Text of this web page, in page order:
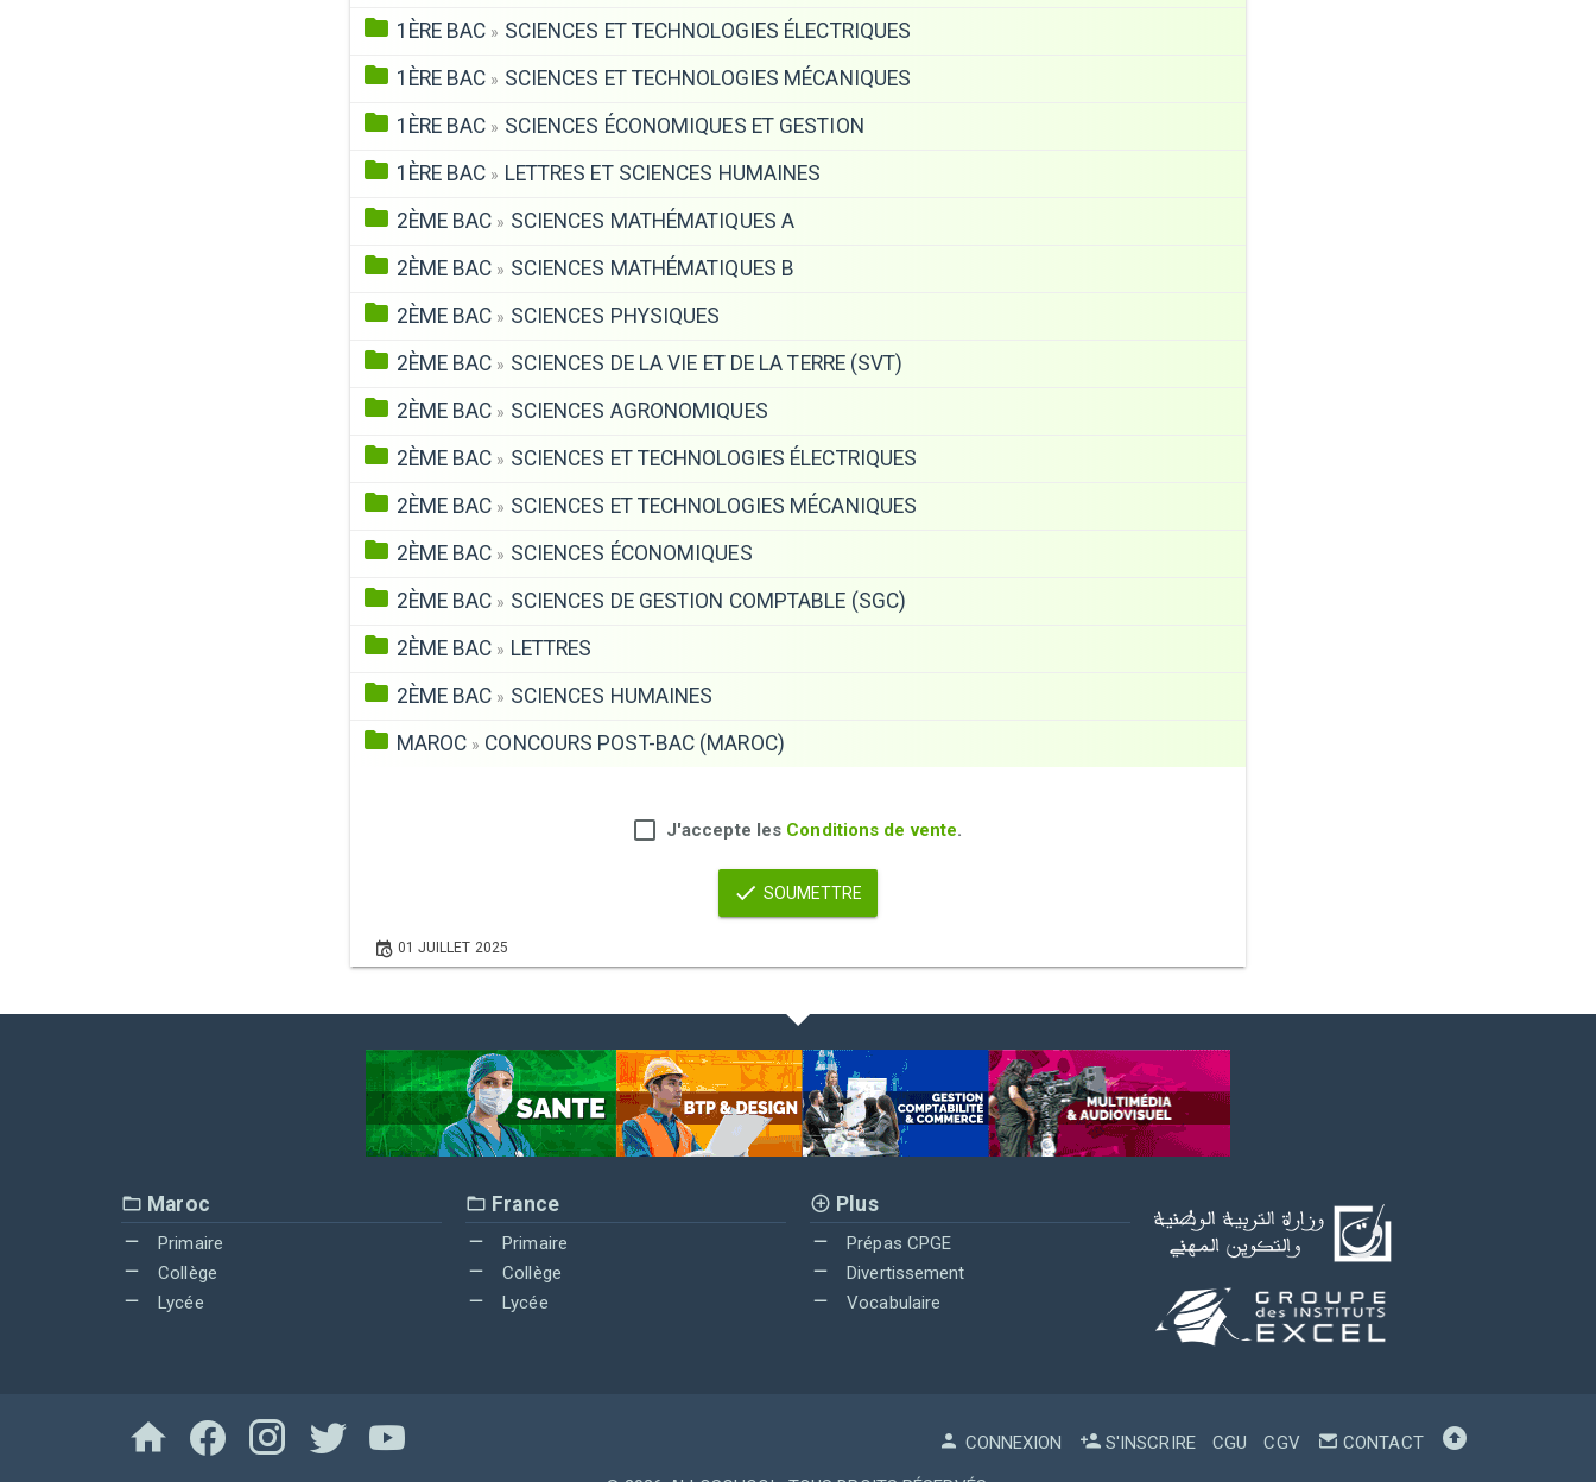
1ÈRE BAC » SCIENCES ET TECHNOLOGIES ÉLECTRIQUES
1ÈRE BAC » SCIENCES ET TECHNOLOGIES MÉCANIQUES
1ÈRE BAC » SCIENCES ÉCONOMIQUES ET GESTION
1ÈRE BAC » LETTRES ET SCIENCES HUMAINES
2ÈME BAC » SCIENCES MATHÉMATIQUES A
2ÈME BAC » SCIENCES MATHÉMATIQUES B
2ÈME BAC » SCIENCES PHYSIQUES
2ÈME BAC » SCIENCES DE LA VIE ET DE LA TERRE (SVT)
2ÈME BAC » SCIENCES AGRONOMIQUES
2ÈME BAC » SCIENCES ET TECHNOLOGIES ÉLECTRIQUES
2ÈME BAC » SCIENCES ET TECHNOLOGIES MÉCANIQUES
2ÈME BAC » SCIENCES ÉCONOMIQUES
2ÈME BAC » SCIENCES DE GESTION COMPTABLE (SGC)
2ÈME BAC » LETTRES
2ÈME BAC » SCIENCES HUMAINES
MAROC » CONCOURS POST-BAC (MAROC)
J'accepte les Conditions de vente.
SOUMETTRE
01 JUILLET 2025
Maroc
Primaire
Collège
Lycée
France
Primaire
Collège
Lycée
Plus
Prépas CPGE
Divertissement
Vocabulaire
CONNEXION S'INSCRIRE CGU CGV CONTACT